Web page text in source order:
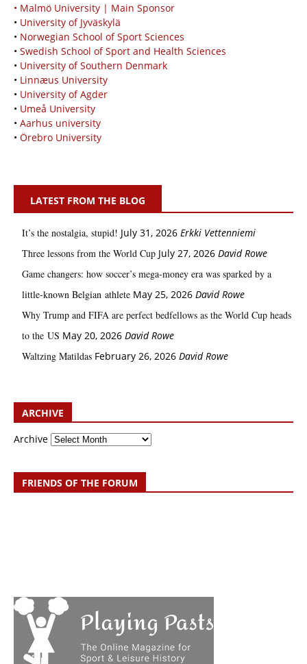
• Malmö University | Main Sponsor
• University of Jyväskylä
• Norwegian School of Sport Sciences
• Swedish School of Sport and Health Sciences
• University of Southern Denmark
• Linnæus University
• University of Agder
• Umeå University
• Aarhus university
• Örebro University
LATEST FROM THE BLOG
It’s the nostalgia, stupid! July 31, 2026 Erkki Vetten­­niemi
Three lessons from the World Cup July 27, 2026 David Rowe
Game changers: how soccer’s mega‑money era was sparked by a
little‑known Belgian athlete May 25, 2026 David Rowe
Why Trump and FIFA are perfect bedfellows as the World Cup heads
to the US May 20, 2026 David Rowe
Waltzing Matildas February 26, 2026 David Rowe
ARCHIVE
Archive
FRIENDS OF THE FORUM